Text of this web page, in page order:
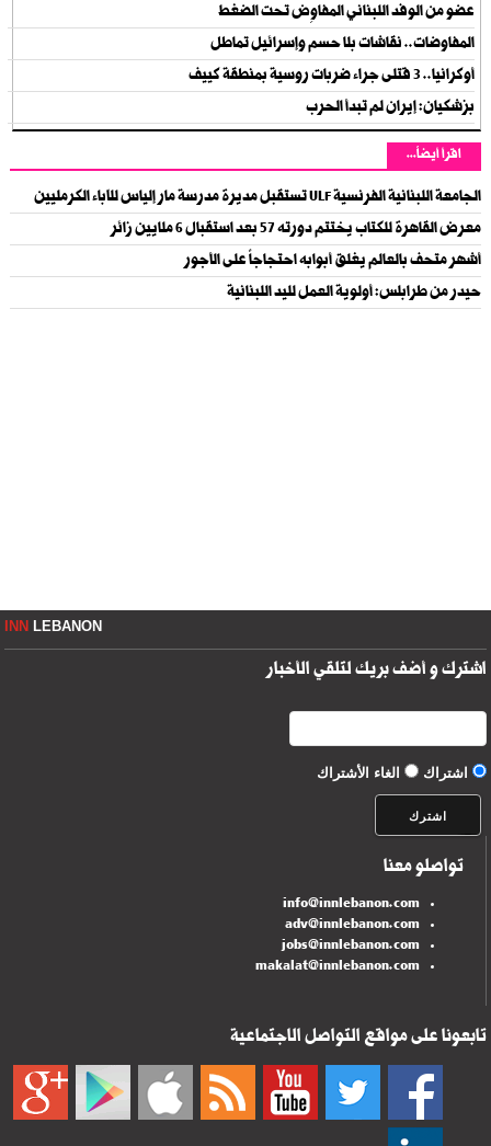
عضو من الوفد اللبناني المفاوِض تحت الضغط
المفاوضات.. نقاشات بلا حسم وإسرائيل تماطل
أوكرانيا.. 3 قتلى جراء ضربات روسية بمنطقة كييف
بزشكيان: إيران لم تبدأ الحرب
اقرأ أيضاً...
الجامعة اللبنانية الفرنسية ULF تستقبل مديرة مدرسة مار إلياس للآباء الكرمليين
معرض القاهرة للكتاب يختتم دورته 57 بعد استقبال 6 ملايين زائر
أشهر متحف بالعالم يغلق أبوابه احتجاجاً على الأجور
حيدر من طرابلس: أولوية العمل لليد اللبنانية
INNLEBANON
اشترك و أضف بريك لتلقي الأخبار
اشتراك الغاء الأشتراك
تواصلو معنا
info@innlebanon.com
adv@innlebanon.com
jobs@innlebanon.com
makalat@innlebanon.com
تابعونا على مواقع التواصل الاجتماعية